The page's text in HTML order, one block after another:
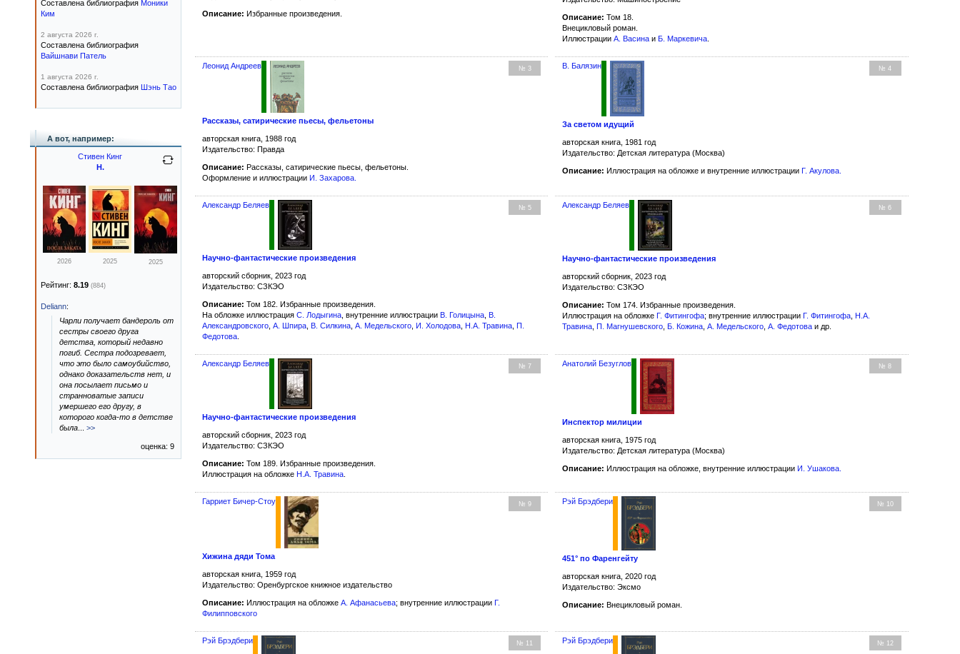
Описание: Избранные произведения. Описание: Том 18.
Внецикловый роман.
ИллюстрацииА. Васина и Б. Маркевича
№ 3
Леонид Андреев
Рассказы, сатирические пьесы, фельетоны
авторская книга, 1988 год
Издательство: Правда
Описание: Рассказы, сатирические пьесы, фельетоны.
Оформление и иллюстрации И. Захарова
№ 4
В. Балязин
За светом идущий
авторская книга, 1981 год
Издательство: Детская литература (Москва)
Описание: Иллюстрация на обложке и внутренние иллюстрации Г. Акулова
№ 5
Александр Беляев
Научно-фантастические произведения
авторский сборник, 2023 год
Издательство: СЗКЭО
Описание: Том 182. Избранные произведения.
На обложке иллюстрация С. Лодыгина , внутренние иллюстрации В. Голицына
В.
Александровского А. Шпира В. Силкина А. Медельского И. Холодова Н.А. Травина
П.
Федотова
№ 6
Александр Беляев
Научно-фантастические произведения
авторский сборник, 2023 год
Издательство: СЗКЭО
Описание: Том 174. Избранные произведения.
Иллюстрация на обложке Г. Фитингофа; внутренние иллюстрации Г. Фитингофа Н.А.
Травина ,П. Магнушевского Б. Кожина ,А. Медельского ,А. Федотова и др.
№ 7
Александр Беляев
Научно-фантастические произведения
авторский сборник, 2023 год
Издательство: СЗКЭО
Описание: Том 189. Избранные произведения.
Иллюстрация на обложке Н.А. Травина.
№ 8
Анатолий Безуглов
Инспектор милиции
авторская книга, 1975 год
Издательство: Детская литература (Москва)
Описание: Иллюстрация на обложке, внутренние иллюстрации И. Ушакова
№ 9
Гарриет Бичер-Стоу
Хижина дяди Тома
авторская книга, 1959 год
Издательство: Оренбургское книжное издательство
Описание: Иллюстрация на обложке А. Афанасьева; внутренние иллюстрации Г.
Филипповского
№ 10
Рэй Брэдбери
451° по Фаренгейту
авторская книга, 2020 год
Издательство: Эксмо
Описание: Внецикловый роман.
№ 11
Рэй Брэдбери № 12
Рэй Брэдбери
Составлена библиография Моники
Ким
2 августа 2026 г.
Составлена библиография
Вайшнави Патель
1 августа 2026 г.
Составлена библиография Шэнь Тао
А вот, например:
Стивен Кинг
Н.
2026 2025 2025
Рейтинг: 8.19 (884)
Deliann:
Чарли получает бандероль от
сестры своего друга
детства, который недавно
погиб. Сестра подозревает,
что это было самоубийство,
однако доказательств нет, и
она посылает письмо и
странноватые записи
умершего его другу, в
которого когда-то в детстве
была
>>
оценка: 9